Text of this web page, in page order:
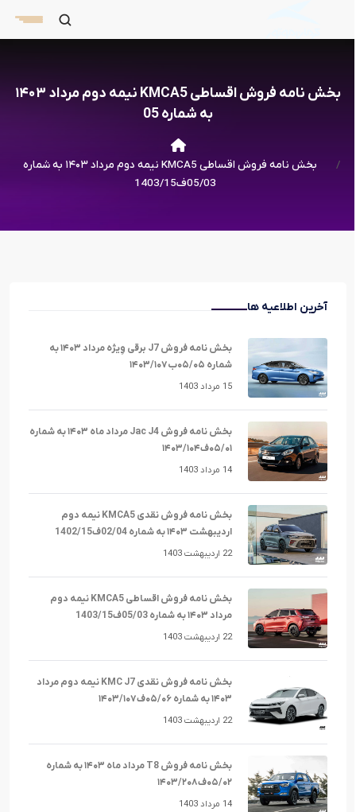
بخش نامه فروش اقساطی KMCA5 نیمه دوم مرداد ۱۴۰۳
به شماره 05
بخش نامه فروش اقساطی KMCA5 نیمه دوم مرداد ۱۴۰۳ به شماره
05/03ف1403/15
آخرین اطلاعیه ها
بخش نامه فروش J7 برقی وِیژه مرداد ۱۴۰۳ به
شماره ۰۵/۰۵ب۱۴۰۳/۱۰۷
15 مرداد 1403
بخش نامه فروش Jac J4 مرداد ماه ۱۴۰۳ به شماره
۰۵/۰۱ف۱۴۰۳/۱۰۴
14 مرداد 1403
بخش نامه فروش نقدی KMCA5 نیمه دوم
اردیبهشت ۱۴۰۳ به شماره 02/04ف1402/15
22 اردیبهشت 1403
بخش نامه فروش اقساطی KMCA5 نیمه دوم
مرداد ۱۴۰۳ به شماره 05/03ف1403/15
22 اردیبهشت 1403
بخش نامه فروش نقدی KMC J7 نیمه دوم مرداد
۱۴۰۳ به شماره ۰۵/۰۶ف۱۴۰۳/۱۰۷
22 اردیبهشت 1403
بخش نامه فروش T8 مرداد ماه ۱۴۰۳ به شماره
۰۵/۰۲ف۱۴۰۳/۲۰۸
14 مرداد 1403